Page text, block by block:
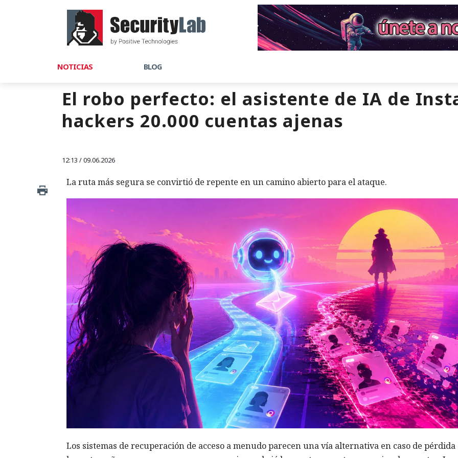
NOTICIAS BLOG
El robo perfecto: el asistente de IA de
hackers 20.000 cuentas ajenas
12:13 / 09.06.2026
La ruta más segura se convirtió de repente en un camino abierto para el ataque.
Los sistemas de recuperación de acceso a menudo parecen una vía alternativa en caso de pérdida